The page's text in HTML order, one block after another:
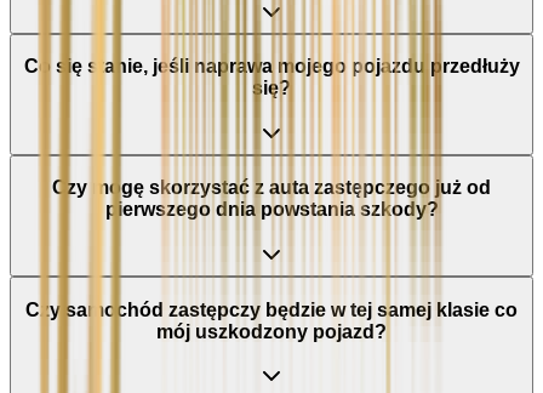
Co się stanie, jeśli naprawa mojego pojazdu przedłuży
się?
Czy mogę skorzystać z auta zastępczego już od
pierwszego dnia powstania szkody?
Czy samochód zastępczy będzie w tej samej klasie co
mój uszkodzony pojazd?